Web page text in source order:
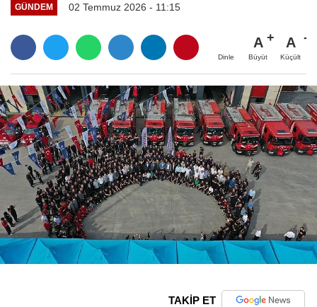
GÜNDEM 02 Temmuz 2026 - 11:15
Dinle
A
Büyüt
A
Küçült
TAKİP ET